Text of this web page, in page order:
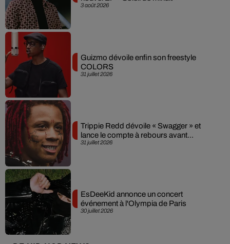
3 août 2026
31 juillet 2026
Guizmo dévoile enfin son freestyle
COLORS
31 juillet 2026
Trippie Redd dévoile « Swagger » et
lance le compte à rebours avant...
30 juillet 2026
EsDeeKid annonce un concert
événement à l'Olympia de Paris